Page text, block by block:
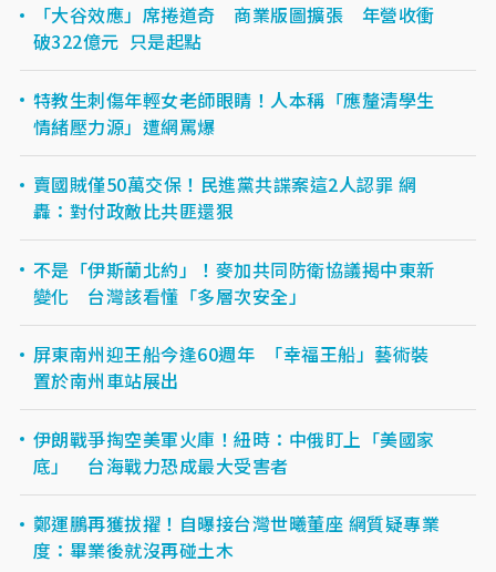
「大谷效應」席捲道奇 商業版圖擴張 年營收衝
破322億元 只是起點
特教生刺傷年輕女老師眼睛！人本稱「應釐清學生
情緒壓力源」遭網罵爆
賣國賊僅50萬交保！民進黨共諜案這2人認罪 網
轟：對付政敵比共匪還狠
不是「伊斯蘭北約」！麥加共同防衛協議揭中東新
變化 台灣該看懂「多層次安全」
屏東南州迎王船今逢60週年 「幸福王船」藝術裝
置於南州車站展出
伊朗戰爭掏空美軍火庫！紐時：中俄盯上「美國家
底」 台海戰力恐成最大受害者
鄭運鵬再獲拔擢！自曝接台灣世曦董座 網質疑專業
度：畢業後就沒再碰土木